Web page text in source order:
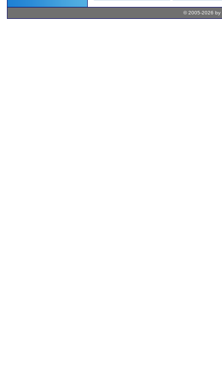
© 2005-2026 by